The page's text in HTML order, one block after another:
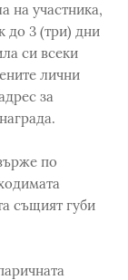
на участника,
до 3 (три) дни
си всеки
лични
за
по
същият губи